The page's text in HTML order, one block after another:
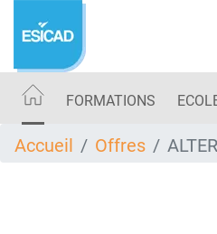
contenu
FORMATIONS
Accueil Offres